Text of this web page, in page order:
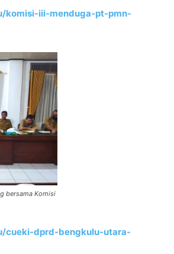
komisi-iii-menduga-pt-pmn-
bersama Komisi
cueki-dprd-bengkulu-utara-